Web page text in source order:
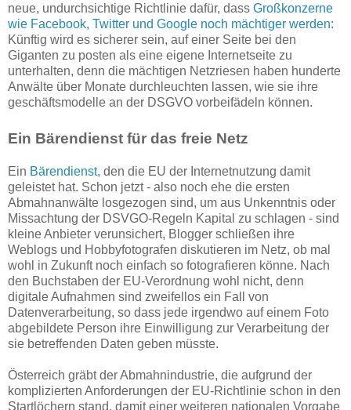
neue, undurchsichtige Richtlinie dafür, dass Großkonzerne
wie Facebook, Twitter und Google noch mächtiger werden:
Künftig wird es sicherer sein, auf einer Seite bei den
Giganten zu posten als eine eigene Internetseite zu
unterhalten, denn die mächtigen Netzriesen haben hunderte
Anwälte über Monate durchleuchten lassen, wie sie ihre
geschäftsmodelle an der DSGVO vorbeifädeln können.
Ein Bärendienst für das freie Netz
Ein Bärendienst, den die EU der Internetnutzung damit
geleistet hat. Schon jetzt - also noch ehe die ersten
Abmahnanwälte losgezogen sind, um aus Unkenntnis oder
Missachtung der DSVGO-Regeln Kapital zu schlagen - sind
kleine Anbieter verunsichert, Blogger schließen ihre
Weblogs und Hobbyfotografen diskutieren im Netz, ob mal
wohl in Zukunft noch einfach so fotografieren könne. Nach
den Buchstaben der EU-Verordnung wohl nicht, denn
digitale Aufnahmen sind zweifellos ein Fall von
Datenverarbeitung, so dass jede irgendwo auf einem Foto
abgebildete Person ihre Einwilligung zur Verarbeitung der
sie betreffenden Daten geben müsste.
Österreich gräbt der Abmahnindustrie, die aufgrund der
komplizierten Anforderungen der EU-Richtlinie schon in den
Startlöchern stand, damit einer weiteren nationalen Vorgabe